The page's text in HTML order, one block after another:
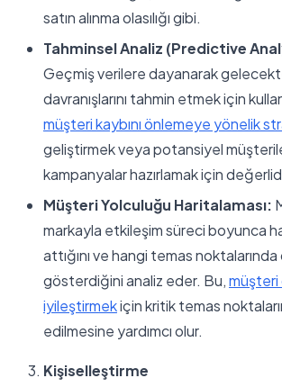
satın alınma olasılığı gibi.
Tahminsel Analiz (Predictive
Geçmiş verilere dayanarak
davranışlarını tahmin etmek için
müşteri kaybını önlemeye yönelik
geliştirmek veya potansiyel
kampanyalar hazırlamak için
Müşteri Yolculuğu Haritalaması:
markayla etkileşim süreci boyunca
attığını ve hangi temas
gösterdiğini analiz eder. Bu,müşteri
iyileştirmekiçin kritik temas
edilmesine yardımcı olur.
Kişiselleştirme